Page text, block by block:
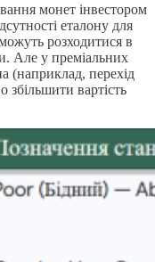
монет інвестором
еталону для
розходитися в
Але у преміальних
(наприклад, перехід
вартість